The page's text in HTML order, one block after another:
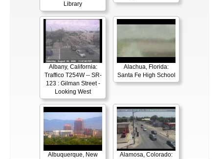
Library
Albany, California:
Traffico T254W -- SR-
123 : Gilman Street -
Looking West
Alachua, Florida:
Santa Fe High School
Albuquerque, New
Alamosa, Colorado: